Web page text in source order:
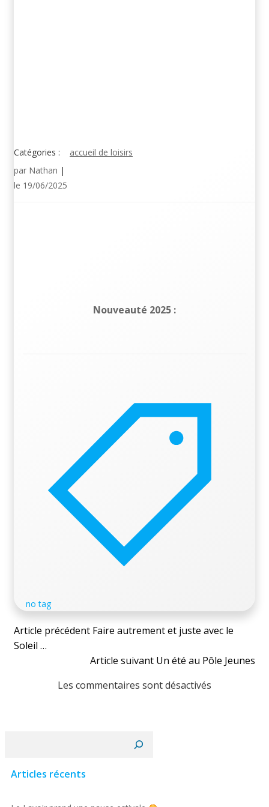
Catégories :
accueil de loisirs
par Nathan |
le 19/06/2025
Nouveauté 2025 :
no tag
Post
navigation
Article précédent Faire autrement et juste avec le
Soleil …
navigation
Article suivant Un été au Pôle Jeunes
Les commentaires sont désactivés
Articles récents